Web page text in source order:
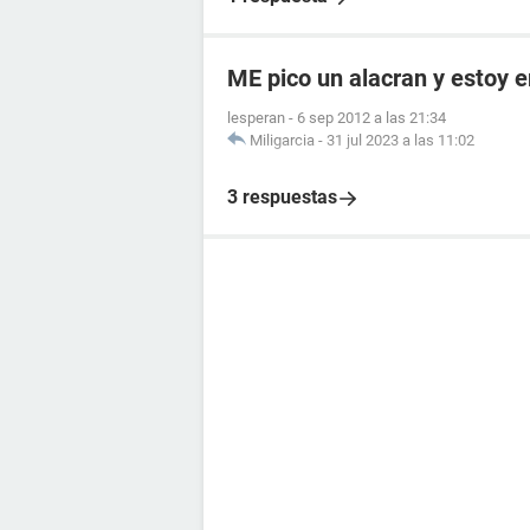
ME pico un alacran y estoy
lesperan - 6 sep 2012 a las 21:34
Miligarcia - 31 jul 2023 a las 11:02
3 respuestas